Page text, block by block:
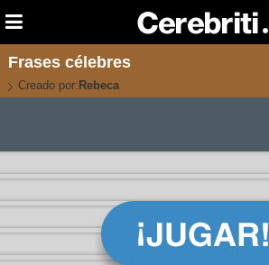
Frases célebres
Creado por: Rebeca